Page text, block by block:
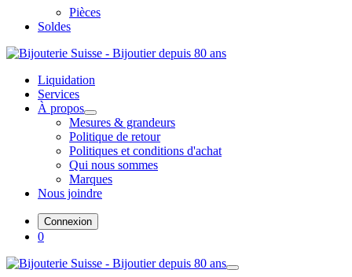
Pièces
Soldes
Liquidation
Services
À propos
Mesures & grandeurs
Politique de retour
Politiques et conditions d'achat
Qui nous sommes
Marques
Nous joindre
Connexion
0